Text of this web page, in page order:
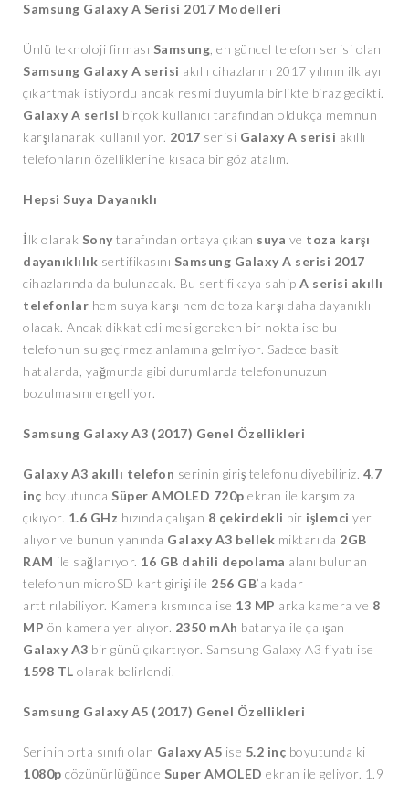
Samsung Galaxy A Serisi 2017 Modelleri
Ünlü teknoloji firması Samsung , en güncel telefon serisi olan
Samsung Galaxy A serisi akıllı cihazlarını 2017 yılının ilk ayı
çıkartmak istiyordu ancak resmi duyumla birlikte biraz gecikti.
Galaxy A serisi birçok kullanıcı tarafından oldukça memnun
karşılanarak kullanılıyor. 2017 serisi Galaxy A serisi akıllı
telefonların özelliklerine kısaca bir göz atalım.
Hepsi Suya Dayanıklı
İlk olarak Sony tarafından ortaya çıkan suya ve toza karşı
dayanıklılık sertifikasını Samsung Galaxy A serisi 2017
cihazlarında da bulunacak. Bu sertifikaya sahip A serisi akıllı
telefonlar hem suya karşı hem de toza karşı daha dayanıklı
olacak. Ancak dikkat edilmesi gereken bir nokta ise bu
telefonun su geçirmez anlamına gelmiyor. Sadece basit
hatalarda, yağmurda gibi durumlarda telefonunuzun
bozulmasını engelliyor.
Samsung Galaxy A3 (2017) Genel Özellikleri
Galaxy A3 akıllı telefon serinin giriş telefonu diyebiliriz. 4.7
inç boyutunda Süper AMOLED 720p ekran ile karşımıza
çıkıyor. 1.6 GHz hızında çalışan 8 çekirdekli bir işlemci yer
alıyor ve bunun yanında Galaxy A3 bellek miktarı da 2GB
RAM ile sağlanıyor. 16 GB dahili depolama alanı bulunan
telefonun microSD kart girişi ile 256 GB’a kadar
arttırılabiliyor. Kamera kısmında ise 13 MP arka kamera ve 8
MP ön kamera yer alıyor. 2350 mAh batarya ile çalışan
Galaxy A3 bir günü çıkartıyor. Samsung Galaxy A3 fiyatı ise
1598 TL olarak belirlendi.
Samsung Galaxy A5 (2017) Genel Özellikleri
Serinin orta sınıfı olan Galaxy A5 ise 5.2 inç boyutunda ki
1080p çözünürlüğünde Super AMOLED ekran ile geliyor. 1.9